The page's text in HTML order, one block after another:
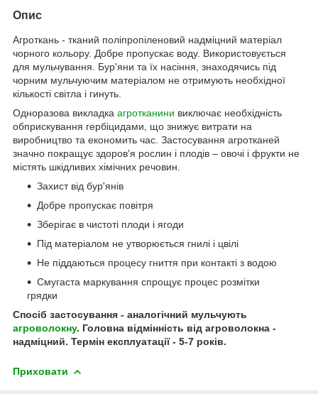
Опис
Агроткань - тканий поліпропіленовий надміцний матеріал
чорного кольору. Добре пропускає воду. Використовується
для мульчування. Бур'яни та їх насіння, знаходячись під
чорним мульчуючим матеріалом не отримують необхідної
кількості світла і гинуть.
Одноразова викладка агротканини виключає необхідність
обприскування гербіцидами, що знижує витрати на
виробництво та економить час. Застосування агротканей
значно покращує здоров'я рослин і плодів – овочі і фрукти не
містять шкідливих хімічних речовин.
Захист від бур'янів
Добре пропускає повітря
Зберігає в чистоті плоди і ягоди
Під матеріалом не утворюється гнилі і цвілі
Не піддаються процесу гниття при контакті з водою
Смугаста маркування спрощує процес розмітки
грядки
Спосіб застосування - аналогічний мульчують
агроволокну. Головна відмінність від агроволокна -
надміцний. Термін експлуатації - 5-7 років.
Приховати